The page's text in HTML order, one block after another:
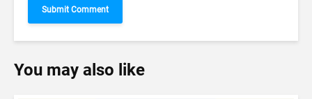
You may also like